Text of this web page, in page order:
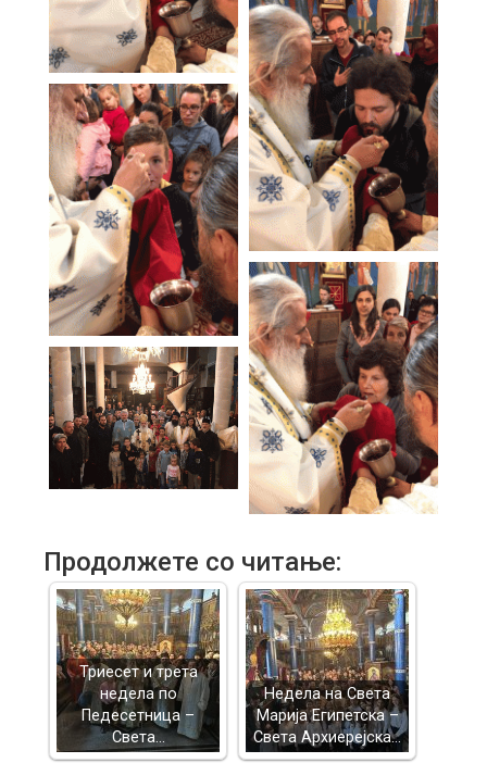
Продолжете со читање:
Триесет и трета
недела по
Педесетница –
Света…
Недела на Света
Марија Египетска –
Света Архиерејска…